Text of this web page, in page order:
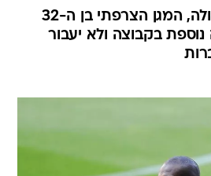
לבקשתו של גווארדיולה, המגן הצרפתי בן ה-32
נוספת בקבוצה ולא יעבור